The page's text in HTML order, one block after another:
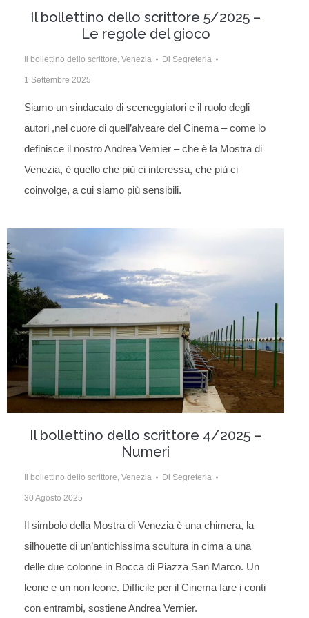
Il bollettino dello scrittore 5/2025 –
Le regole del gioco
Il bollettino dello scrittore, Venezia Di Segreteria
1 Settembre 2025
Siamo un sindacato di sceneggiatori e il ruolo degli
autori ,nel cuore di quell’alveare del Cinema – come lo
definisce il nostro Andrea Vemier – che è la Mostra di
Venezia, è quello che più ci interessa, che più ci
coinvolge, a cui siamo più sensibili.
Il bollettino dello scrittore 4/2025 –
Numeri
Il bollettino dello scrittore, Venezia Di Segreteria
30 Agosto 2025
Il simbolo della Mostra di Venezia è una chimera, la
silhouette di un’antichissima scultura in cima a una
delle due colonne in Bocca di Piazza San Marco. Un
leone e un non leone. Difficile per il Cinema fare i conti
con entrambi, sostiene Andrea Vernier.